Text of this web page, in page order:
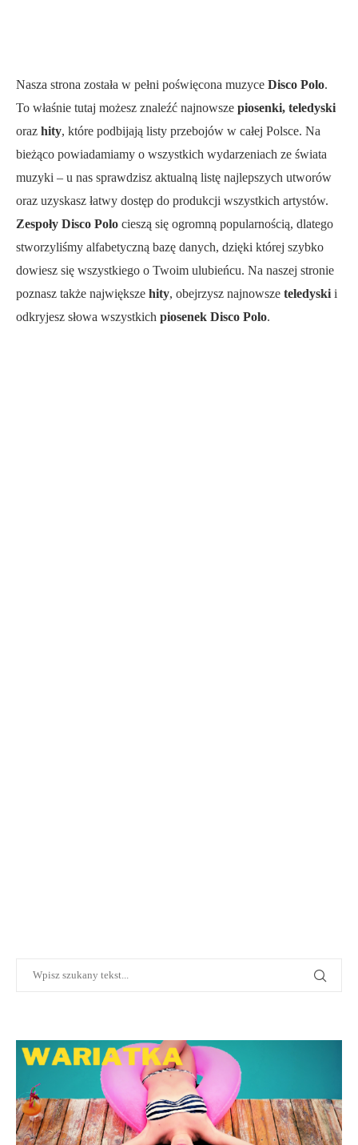
Nasza strona została w pełni poświęcona muzyce Disco Polo.
To właśnie tutaj możesz znaleźć najnowsze piosenki, teledyski
oraz hity, które podbijają listy przebojów w całej Polsce. Na
bieżąco powiadamiamy o wszystkich wydarzeniach ze świata
muzyki – u nas sprawdzisz aktualną listę najlepszych utworów
oraz uzyskasz łatwy dostęp do produkcji wszystkich artystów.
Zespoły Disco Polo cieszą się ogromną popularnością, dlatego
stworzyliśmy alfabetyczną bazę danych, dzięki której szybko
dowiesz się wszystkiego o Twoim ulubieńcu. Na naszej stronie
poznasz także największe hity, obejrzysz najnowsze teledyski i
odkryjesz słowa wszystkich piosenek Disco Polo.